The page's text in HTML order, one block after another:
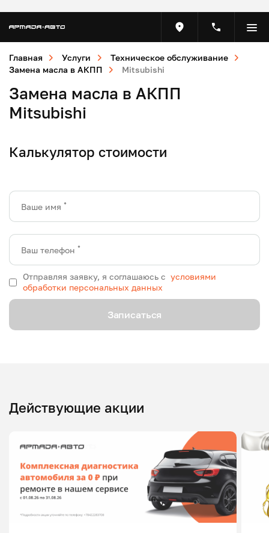
Главная Услуги
Техническое обслуживание
Замена масла в АКПП
Mitsubishi
Замена масла в АКПП
Mitsubishi
Калькулятор стоимости
Ваше имя *
Ваш телефон *
Записаться
Отправляя заявку, я соглашаюсь с условиями
обработки персональных данных
Действующие акции